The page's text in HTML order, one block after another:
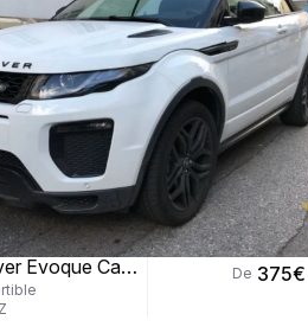
Range Rover Evoque Cabrio
De 375€